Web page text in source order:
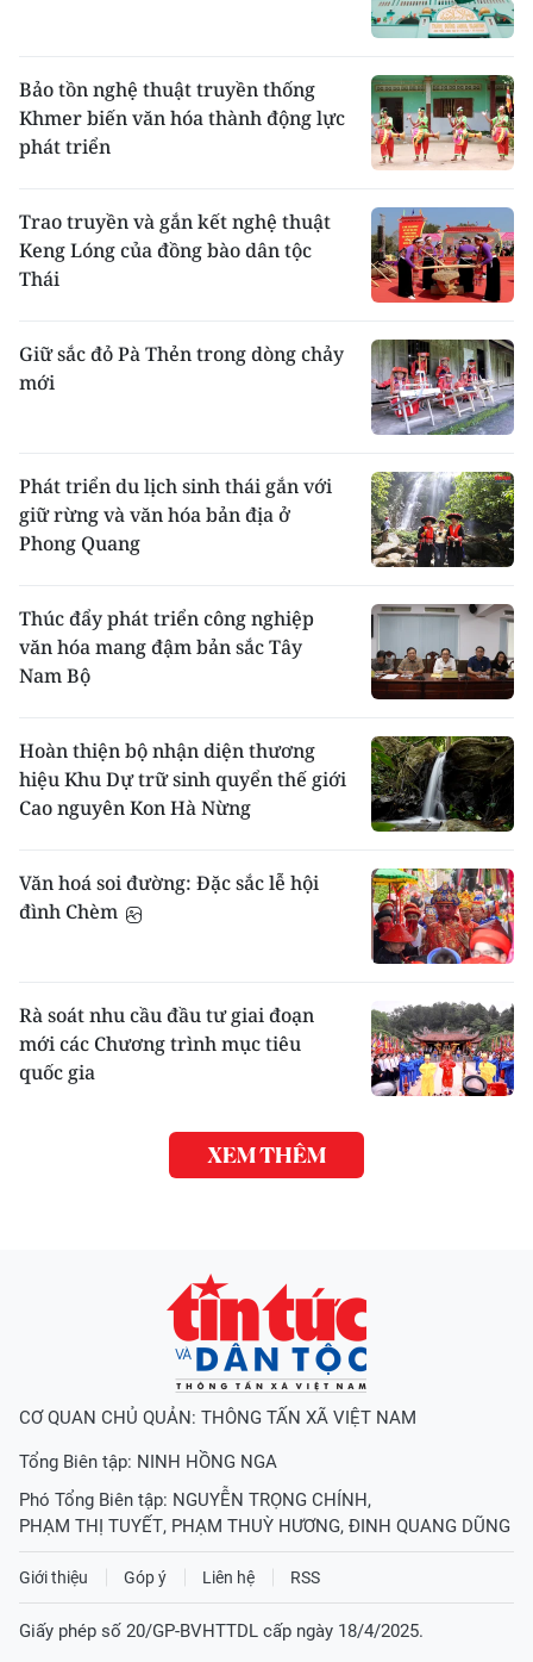
Bảo tồn nghệ thuật truyền thống
Khmer biến văn hóa thành động lực
phát triển
Trao truyền và gắn kết nghệ thuật
Keng Lóng của đồng bào dân tộc
Thái
Giữ sắc đỏ Pà Thẻn trong dòng chảy
mới
Phát triển du lịch sinh thái gắn với
giữ rừng và văn hóa bản địa ở
Phong Quang
Thúc đẩy phát triển công nghiệp
văn hóa mang đậm bản sắc Tây
Nam Bộ
Hoàn thiện bộ nhận diện thương
hiệu Khu Dự trữ sinh quyển thế giới
Cao nguyên Kon Hà Nừng
Văn hoá soi đường: Đặc sắc lễ hội
đình Chèm
Rà soát nhu cầu đầu tư giai đoạn
mới các Chương trình mục tiêu
quốc gia
XEM THÊM
CƠ QUAN CHỦ QUẢN: THÔNG TẤN XÃ VIỆT NAM
Tổng Biên tập: NINH HỒNG NGA
Phó Tổng Biên tập: NGUYỄN TRỌNG CHÍNH,
PHẠM THỊ TUYẾT, PHẠM THUỲ HƯƠNG, ĐINH QUANG DŨNG
Giới thiệu Góp ý Liên hệ RSS
Giấy phép số 20/GP-BVHTTDL cấp ngày 18/4/2025.